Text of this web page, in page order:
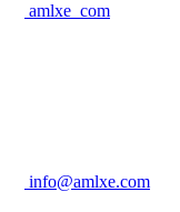
amlxe_com
info@amlxe.com